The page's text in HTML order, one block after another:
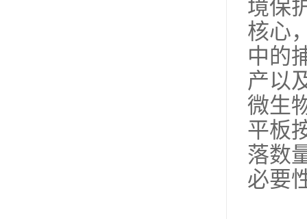
境保
核心
中的
产以
微生
平板
落数
必要